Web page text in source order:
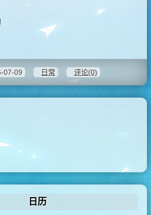
07-09 日常 评论(0)
日历